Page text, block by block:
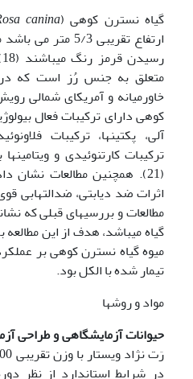
گیاه نسترن کوهی (canina
ارتفاع تقریبی 5/
متعلق به جنس رُز است که در
کوهی دارای ترکیبات فعال
آلی، پکتین­ها، ترکیبات
(21). همچنین مطالعات نشان
مطالعات و بررسی­های قبلی که
گیاه می­باشد، هدف از این
میوه گیاه نسترن کوهی بر
تیمار شده با الکل بود.
مواد و روشها
حیوانات آزمایشگاهی و طراحی